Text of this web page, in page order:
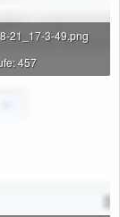
21_17-3-49.png
457